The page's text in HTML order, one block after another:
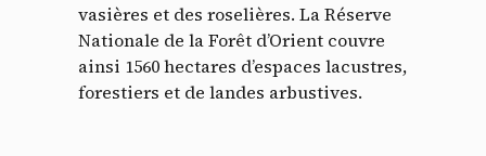
vasières et des roselières. La Réserve
Nationale de la Forêt d’Orient couvre
ainsi 1560 hectares d’espaces lacustres,
forestiers et de landes arbustives.